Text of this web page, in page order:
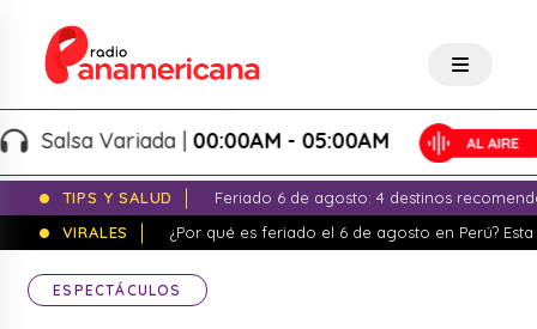
Salsa Variada |00:00AM - 05:00AM
TIPS Y SALUD
Feriado 6 de agosto: 4 destinos
VIRALES
¿Por qué es feriado el 6 de agosto en Perú?
ESPECTÁCULOS